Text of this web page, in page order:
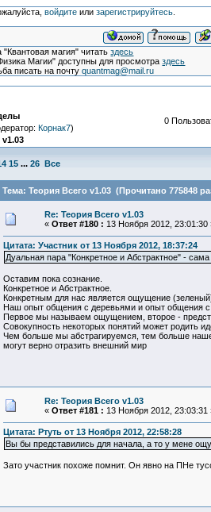
войдитеили зарегистрируйтесь.
"Квантовая магия" читатьздесь
Магии" доступны для просмотраздесь
писать на почтуquantmag@mail.ru
Корнак7)
0
15 ... 26 Все
Тема: Теория Всего v1.03 (Прочитано 775848
Re: Теория Всего v1.03
« Ответ #180 : 13 Ноября 2012, 23:01:30
Цитата: Участник от 13 Ноября 2012, 18:37:24
Дуальная пара "Конкретное и Абстрактное" - сама
Оставим пока сознание.
Конкретное и Абстрактное.
Конкретным для нас является ощущение
Наш опыт общения с деревьями и опыт общения с
Первое мы называем ощущением, второе -
Совокупность некоторых понятий может родить
Чем больше мы абстрагируемся, тем больше
могут верно отразить внешний мир
Re: Теория Всего v1.03
« Ответ #181 : 13 Ноября 2012, 23:03:31
Цитата: Ртуть от 13 Ноября 2012, 22:58:28
Вы бы представились для начала, а то у мене
Зато участник похоже помнит. Он явно на ПНе